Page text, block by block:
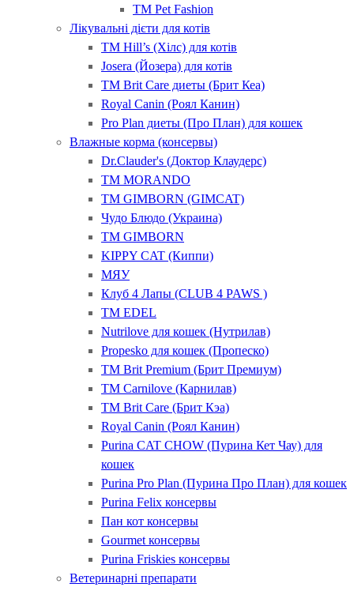
ТМ Pet Fashion
Лікувальні дієти для котів
ТМ Hill’s (Хілс) для котів
Josera (Йозера) для котів
ТМ Brit Care диеты (Брит Кеа)
Royal Canin (Роял Канин)
Pro Plan диеты (Про План) для кошек
Влажные корма (консервы)
Dr.Clauder's (Доктор Клаудерс)
ТМ MORANDO
ТМ GIMBORN (GIMCAT)
Чудо Блюдо (Украина)
ТМ GIMBORN
KIPPY CAT (Киппи)
МЯУ
Клуб 4 Лапы (CLUB 4 PAWS )
ТМ EDEL
Nutrilove для кошек (Нутрилав)
Propesko для кошек (Пропеско)
ТМ Brit Premium (Брит Премиум)
ТМ Carnilove (Карнилав)
ТМ Brit Care (Брит Кэа)
Royal Canin (Роял Канин)
Purina CAT CHOW (Пурина Кет Чау) для
кошек
Purina Pro Plan (Пурина Про План) для кошек
Purina Felix консервы
Пан кот консервы
Gourmet консервы
Purina Friskies консервы
Ветеринарні препарати